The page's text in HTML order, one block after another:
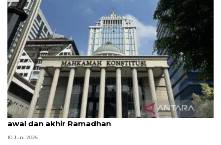
MK uji materi UU Peradilan Agama perihal isbat
awal dan akhir Ramadhan
10 Juni 2026